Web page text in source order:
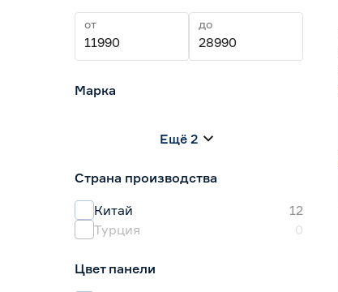
от до
Марка
KRONA
Ещё 2
Страна производства
Китай
12
Турция
0
Цвет панели